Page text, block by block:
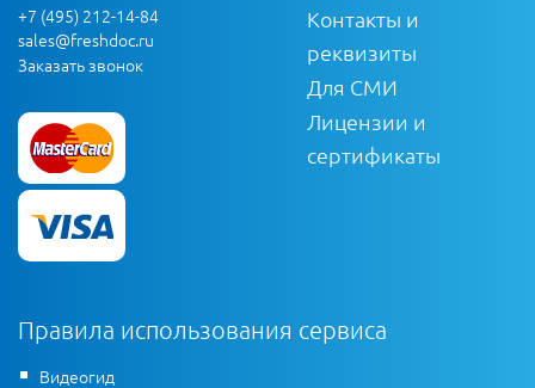
+7 (495) 212-14-84
sales@freshdoc.ru
Заказать звонок
Контакты и
реквизиты
Для СМИ
Лицензии и
сертификаты
Правила использования сервиса
Видеогид